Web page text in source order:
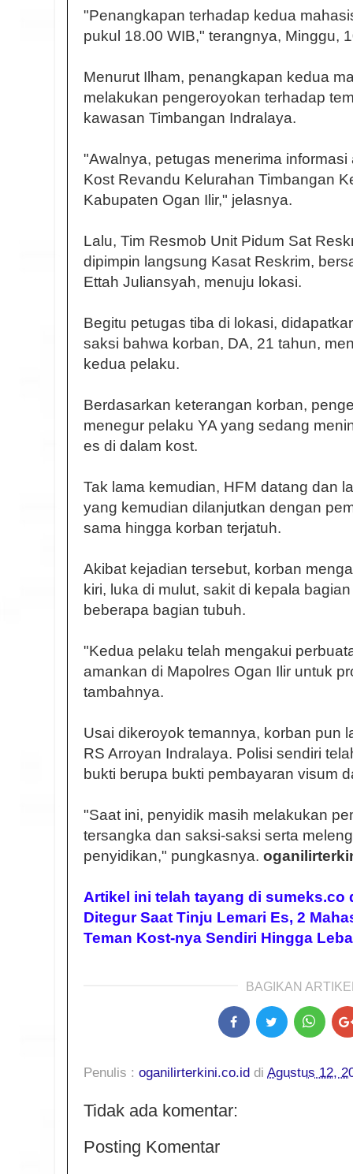
"Penangkapan terhadap kedua
pukul 18.00 WIB," terangnya, Minggu,
Menurut Ilham, penangkapan kedua
melakukan pengeroyokan terhadap
kawasan Timbangan Indralaya.
"Awalnya, petugas menerima
Kost Revandu Kelurahan Timbangan
Kabupaten Ogan Ilir," jelasnya.
Lalu, Tim Resmob Unit Pidum Sat
dipimpin langsung Kasat Reskrim,
Ettah Juliansyah, menuju lokasi.
Begitu petugas tiba di lokasi,
saksi bahwa korban, DA, 21 tahun,
kedua pelaku.
Berdasarkan keterangan korban,
menegur pelaku YA yang sedang
es di dalam kost.
Tak lama kemudian, HFM datang dan
yang kemudian dilanjutkan dengan
sama hingga korban terjatuh.
Akibat kejadian tersebut, korban
kiri, luka di mulut, sakit di kepala
beberapa bagian tubuh.
"Kedua pelaku telah mengakui
amankan di Mapolres Ogan Ilir untuk
tambahnya.
Usai dikeroyok temannya, korban pun
RS Arroyan Indralaya. Polisi sendiri
bukti berupa bukti pembayaran visum
"Saat ini, penyidik masih melakukan
tersangka dan saksi-saksi serta
penyidikan," pungkasnya.
Artikel ini telah tayang di sumeks.co
Ditegur Saat Tinju Lemari Es, 2
Teman Kost-nya Sendiri Hingga
BAGIKAN
Penulis : oganilirterkini.co.id di Agustus 12,
Tidak ada komentar:
Posting Komentar